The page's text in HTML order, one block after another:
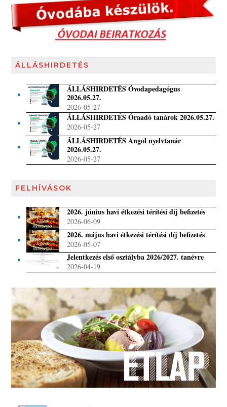
ÁLLÁSHIRDETÉS
ÁLLÁSHIRDETÉS Óvodapedagógus
2026.05.27.
2026-05-27
ÁLLÁSHIRDETÉS Óraadó tanárok 2026.05.27.
2026-05-27
ÁLLÁSHIRDETÉS Angol nyelvtanár
2026.05.27.
2026-05-27
FELHÍVÁSOK
2026. június havi étkezési térítési díj befizetés
2026-06-09
2026. május havi étkezési térítési díj befizetés
2026-05-07
Jelentkezés első osztályba 2026/2027. tanévre
2026-04-19